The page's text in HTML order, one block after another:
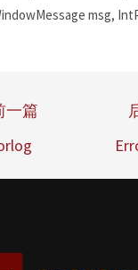
msg,
一篇